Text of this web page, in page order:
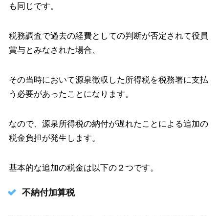
も同じです。
税務調査で過去の経費としての判断が否定されて役員
賞与とみなされた場合、
その当時において源泉徴収した所得税を税務署に支払
う必要があったことになります。
なので、源泉所得税の納付が遅れたことによる追加の
税金負担が発生します。
基本的な追加の税金は以下の２つです。
不納付加算税